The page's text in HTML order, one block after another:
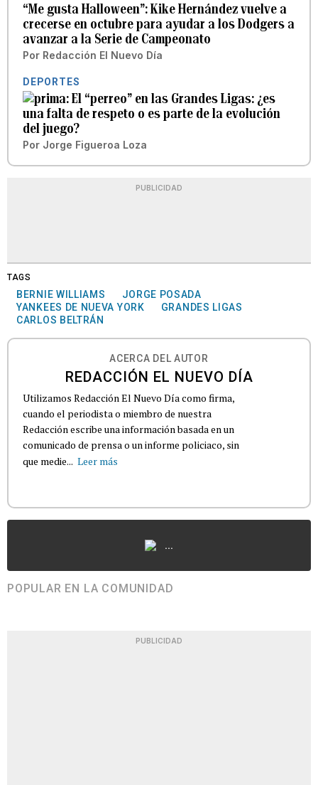
“Me gusta Halloween”: Kike Hernández vuelve a
crecerse en octubre para ayudar a los Dodgers a
avanzar a la Serie de Campeonato
Por Redacción El Nuevo Día
DEPORTES
El “perreo” en las Grandes Ligas: ¿es
una falta de respeto o es parte de la evolución
del juego?
Por Jorge Figueroa Loza
PUBLICIDAD
TAGS
BERNIE WILLIAMS
JORGE POSADA
YANKEES DE NUEVA YORK
GRANDES LIGAS
CARLOS BELTRÁN
ACERCA DEL AUTOR
REDACCIÓN EL NUEVO DÍA
Utilizamos Redacción El Nuevo Día como firma,
cuando el periodista o miembro de nuestra
Redacción escribe una información basada en un
comunicado de prensa o un informe policiaco, sin
que medie... Leer más
...
POPULAR EN LA COMUNIDAD
PUBLICIDAD